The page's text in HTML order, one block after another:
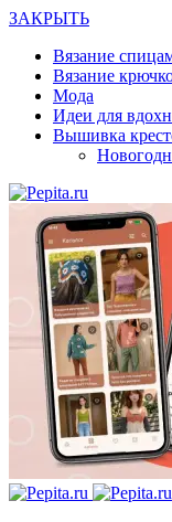
ЗАКРЫТЬ
Вязание
Вязание
Мода
Идеи для
Вышивка